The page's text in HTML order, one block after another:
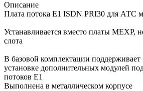
Описание
Плата потока E1 ISDN PRI30 для АТС
Устанавливается вместо платы MEXP,
слота
В базовой комплектации
установке дополнительных модулей
потоков E1
Выполнена в металлическом корпусе